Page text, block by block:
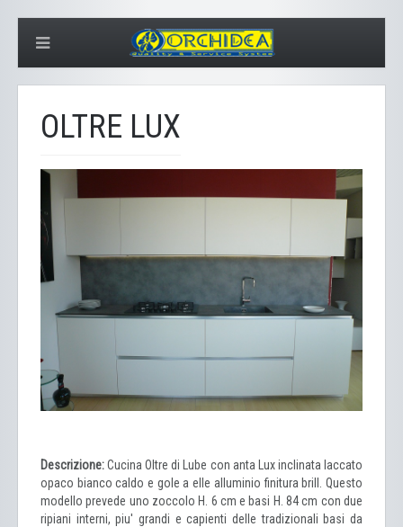
OLTRE LUX
Descrizione:Cucina Oltre di Lube con anta Lux inclinata laccato
opaco bianco caldo e gole a elle alluminio finitura brill. Questo
modello prevede uno zoccolo H. 6 cm e basi H. 84 cm con due
ripiani interni, piu' grandi e capienti delle tradizionali basi da